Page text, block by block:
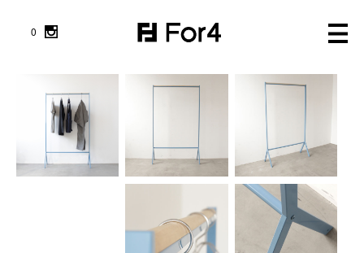
0
FURNITURE
WORK WEAR
GOODS
OUTLET
NEWS
LOG IN